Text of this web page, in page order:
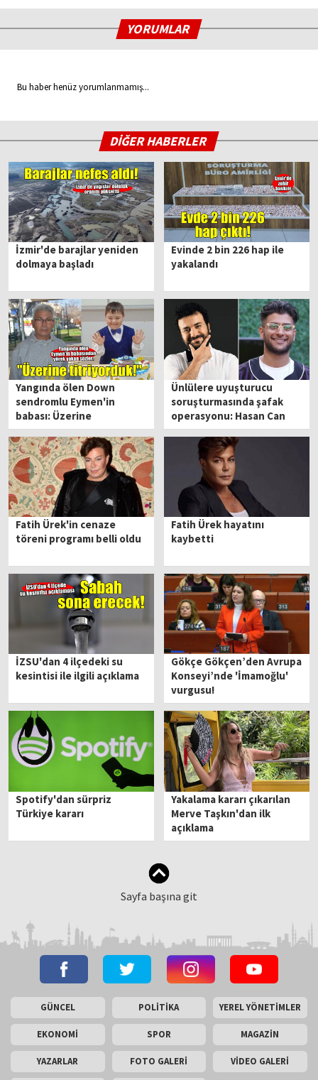
YORUMLAR
Bu haber henüz yorumlanmamış...
DİĞER HABERLER
İzmir'de barajlar yeniden
dolmaya başladı
Evinde 2 bin 226 hap ile
yakalandı
Yangında ölen Down
sendromlu Eymen'in
babası: Üzerine
titriyorduk
Ünlülere uyuşturucu
soruşturmasında şafak
operasyonu: Hasan Can
Kaya ve Reynmen
gözaltında
Fatih Ürek'in cenaze
töreni programı belli oldu
Fatih Ürek hayatını
kaybetti
İZSU'dan 4 ilçedeki su
kesintisi ile ilgili açıklama
Gökçe Gökçen’den Avrupa
Konseyi’nde 'İmamoğlu'
vurgusu!
Spotify'dan sürpriz
Türkiye kararı
Yakalama kararı çıkarılan
Merve Taşkın'dan ilk
açıklama
Sayfa başına git
GÜNCEL POLİTİKA YEREL YÖNETİMLER
EKONOMİ SPOR MAGAZİN
YAZARLAR FOTO GALERİ VİDEO GALERİ